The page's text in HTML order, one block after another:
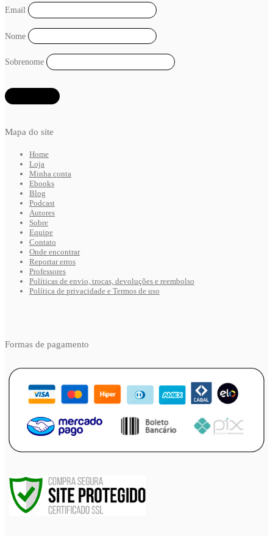
Mapa do site
Home
Loja
Minha conta
Ebooks
Blog
Podcast
Autores
Sobre
Equipe
Contato
Onde encontrar
Reportar erros
Professores
Políticas de envio, trocas, devoluções e reembolso
Política de privacidade e Termos de uso
Email
Nome
Sobrenome
Formas de pagamento